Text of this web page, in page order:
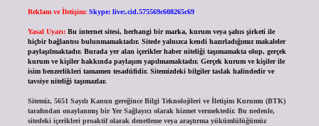
Reklam ve İletişim: Skype: live:.cid.575569c608265c69
Yasal Uyarı: Bu internet sitesi, herhangi bir marka, kurum veya şahıs şirketi ile
hiçbir bağlantısı bulunmamaktadır. Sitede yalnızca kendi hazırladığımız makaleler
paylaşılmaktadır. Burada yer alan içerikler haber niteliği taşımamakta olup, gerçek
kurum ve kişiler hakkında paylaşım yapılmamaktadır. Gerçek kurum ve kişiler ile
isim benzerlikleri tamamen tesadüfidir. Sitemizdeki bilgiler taslak halindedir ve
tavsiye niteliği taşımazlar.
Sitemiz, 5651 Sayılı Kanun gereğince Bilgi Teknolojileri ve İletişim Kurumu (BTK)
tarafından onaylanmış bir Yer Sağlayıcı olarak hizmet vermektedir. Bu nedenle,
sitedeki içerikleri proaktif olarak denetleme veya araştırma yükümlülüğümüz